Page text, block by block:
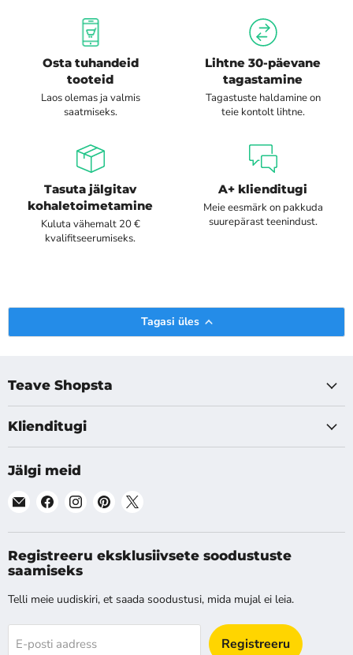
Osta tuhandeid
tooteid
Laos olemas ja valmis
saatmiseks.
Lihtne 30-päevane
tagastamine
Tagastuste haldamine on
teie kontolt lihtne.
Tasuta jälgitav
kohaletoimetamine
Kuluta vähemalt 20 €
kvalifitseerumiseks.
A+ klienditugi
Meie eesmärk on pakkuda
suurepärast teenindust.
Tagasi üles
Teave Shopsta
Klienditugi
Jälgi meid
Leia
E-
post
Leia
Facebook
Leia
Instagram
Leia
Pinterest
X
Registreeru eksklusiivsete soodustuste
saamiseks
Telli meie uudiskiri, et saada soodustusi, mida mujal ei leia.
E-posti aadress Registreeru